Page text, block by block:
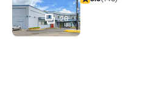
26